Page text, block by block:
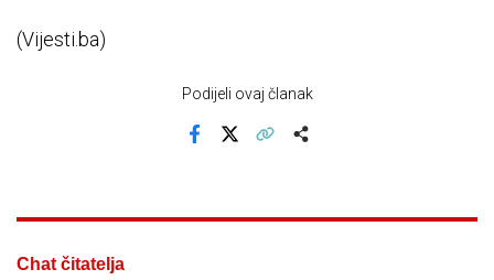
(Vijesti.ba)
Podijeli ovaj članak
Chat čitatelja